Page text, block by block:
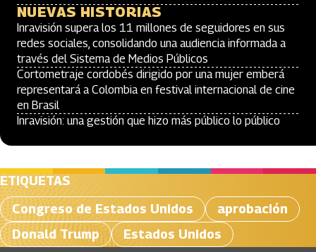
NUEVAS HISTORIAS
Inravisión supera los 11 millones de seguidores en sus
redes sociales, consolidando una audiencia informada a
través del Sistema de Medios Públicos
Cortometraje cordobés dirigido por una mujer emberá
representará a Colombia en festival internacional de cine
en Brasil
Inravisión: una gestión que hizo más público lo público
ETIQUETAS
Congreso de Estados Unidos
aprobación
Donald Trump
Estados Unidos